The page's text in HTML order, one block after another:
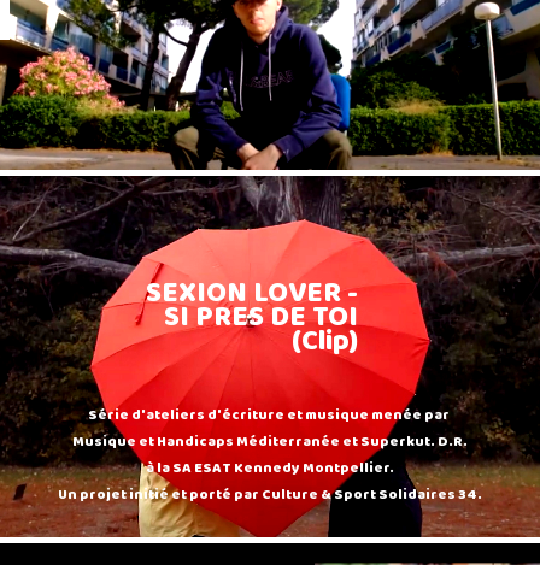
SEXION LOVER -
SI PRES DE TOI
(Clip)
Série d'ateliers d'écriture et musique menée par
Musique et Handicaps Méditerranée et Superkut. D.R.
à la SA ESAT Kennedy Montpellier.
Un projet initié et porté par Culture & Sport Solidaires 34.